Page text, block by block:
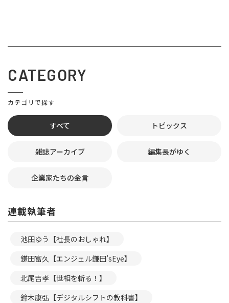
CATEGORY
カテゴリで探す
すべて トピックス
雑誌アーカイブ 編集長がゆく
企業家たちの金言
連載執筆者
池田ゆう【社長のおしゃれ】
鎌田富久【エンジェル鎌田’sEye】
北尾吉孝【世相を斬る！】
鈴木康弘【デジタルシフトの教科書】